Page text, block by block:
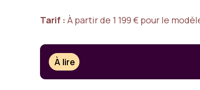
Tarif : À partir de 1 199 € pour le
À lire